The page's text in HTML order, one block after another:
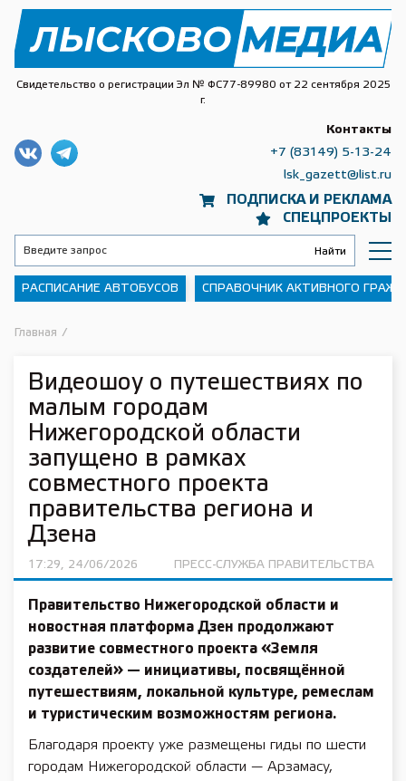
Свидетельство о регистрации Эл № ФС77-89980 от 22 сентября 2025
г.
ПОДПИСКА И РЕКЛАМА
СПЕЦПРОЕКТЫ
Контакты
+7 (83149) 5-13-24
lsk_gazett@list.ru
РАСПИСАНИЕ АВТОБУСОВ СПРАВОЧНИК АКТИВНОГО
Главная /
Видеошоу о путешествиях по
малым городам
Нижегородской области
запущено в рамках
совместного проекта
правительства региона и
Дзена
17:29, 24/06/2026 ПРЕСС-СЛУЖБА ПРАВИТЕЛЬСТВА
Правительство Нижегородской области и
новостная платформа Дзен продолжают
развитие совместного проекта «Земля
создателей» — инициативы, посвящённой
путешествиям, локальной культуре, ремеслам
и туристическим возможностям региона.
Благодаря проекту уже размещены гиды по шести
городам Нижегородской области — Арзамасу,